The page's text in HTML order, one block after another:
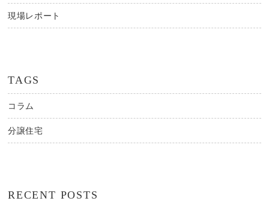
現場レポート
TAGS
コラム
分譲住宅
RECENT POSTS